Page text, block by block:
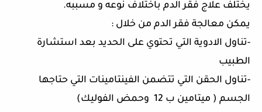
يختلف علاج فقر الدم باختلاف نوعه و مسببه.
يمكن معالجة فقر الدم من خلال :
-تناول الادوية التي تحتوي على الحديد بعد استشارة
الطبيب
-تناول الحقن التي تتضمن الفينتامينات التي حتاجها
الجسم ( ميتامين ب 12 وحمض الفوليك)